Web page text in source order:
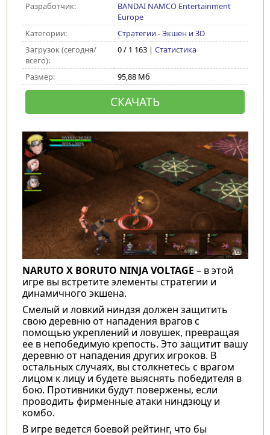
Разработчик:
BANDAI NAMCO Entertainment
Europe
Категории:
Стратегии-Экшен и 3D
Загрузок (сегодня/
всего):
0 / 1 163 | Статистика
Размер: 95,88 Мб
СКАЧАТЬ
NARUTO X BORUTO NINJA VOLTAGE – в этой
игре вы встретите элементы стратегии и
динамичного экшена.
Смелый и ловкий ниндзя должен защитить
свою деревню от нападения врагов с
помощью укреплений и ловушек, превращая
ее в непобедимую крепость. Это защитит вашу
деревню от нападения других игроков. В
остальных случаях, вы столкнетесь с врагом
лицом к лицу и будете выяснять победителя в
бою. Противники будут повержены, если
проводить фирменные атаки ниндзюцу и
комбо.
В игре ведется боевой рейтинг, что бы